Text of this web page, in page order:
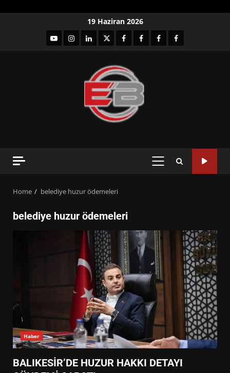
19 Haziran 2026
YouTubeInstagram
LinkedIntwitterfacebook-Facebook-
Facebook-Facebook-
PRIMARY
Home belediye huzur ödemeleri
belediye huzur ödemeleri
Haber
BALIKESİR’DE HUZUR HAKKI DETAYI